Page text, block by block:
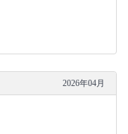
2026年04月